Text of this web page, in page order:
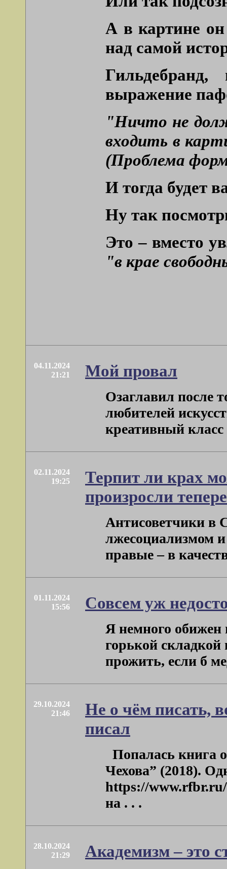
А в картине
над самой
Гильдебранд,
выражение
"Ничто не
входить в
(Проблема
И тогда будет
Ну так
Это – вместо
"в крае
04.11.2024
21:21
Мой провал
Озаглавил после
любителей
креативный класс
02.11.2024
19:25
Терпит ли крах
произросли
Антисоветчики в
лжесоциализмом и
правые – в
01.11.2024
15:56
Совсем уж
Я немного обижен
горькой
прожить, если б
29.10.2024
21:46
Не о чём писать,
писал
Попалась книга
Чехова” (2018).
https://
на . . .
28.10.2024
21:29
Академизм – это